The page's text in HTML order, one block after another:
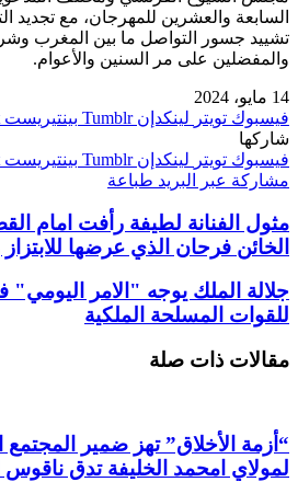
السابعة والعشرين للمهرجان، مع تجديد
تشييد جسور التواصل ما بين المغرب
والمفضلين على مر السنين والأعوام.
14 مايو، 2024
فيسبوك تويتر لينكدإن بينتيريست
شاركها
فيسبوك تويتر لينكدإن بينتيريست
مشاركة عبر البريد طباعة
مثول الفنانة لطيفة رأفت امام
الخائن فرحان الذي عرضها للابتزاز
جلالة الملك يوجه "الامر
للقوات المسلحة الملكية
مقالات ذات صلة
“أزمة الأخلاق” تهز ضمير
لمولاي امحمد الخليفة تدق